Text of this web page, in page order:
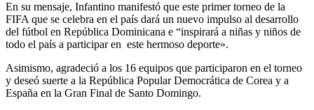
En su mensaje, Infantino manifestó que este primer torneo de la
FIFA que se celebra en el país dará un nuevo impulso al desarrollo
del fútbol en República Dominicana e “inspirará a niñas y niños de
todo el país a participar en este hermoso deporte».
Asimismo, agradeció a los 16 equipos que participaron en el torneo
y deseó suerte a la República Popular Democrática de Corea y a
España en la Gran Final de Santo Domingo.